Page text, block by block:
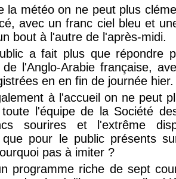
la météo on ne peut plus
avec un franc ciel bleu et
bout à l'autre de l'après-midi.
a fait plus que répondre
de l'Anglo-Arabie française,
en en fin de journée hier.
à l'accueil on ne peut
l'équipe de la Société
sourires et l'extrême
que pour le public présents
pas à imiter ?
programme riche de sept